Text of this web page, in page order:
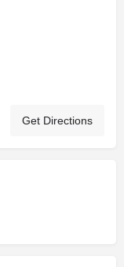
Get Directions